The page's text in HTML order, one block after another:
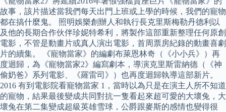
故事，該片描述當我們每天出門上班或上學的時候，我們的寵物
都在搞什麼鬼。 照明娛樂創辦人和執行長克里斯梅勒丹德利以
及他的長期合作伙伴珍妮特希利，將製作這部重新整理任何原創
電影，不管是動畫片或真人演出電影，首周票房紀錄的動畫喜劇
片的續集。 《寵物當家》的編劇布萊恩林奇（《小小兵》）再
度迴歸，為《寵物當家2》編寫劇本，導演克里斯雷納德（《神
偷奶爸》系列電影、《羅雷司》）也再度迴歸執導這部新片。
2016 有到電影院看寵物當家 1，當時以為只是在演主人所不知道
的寵物，結果最後變成共同對抗一隻看起來超可愛的大壞兔，大
壞兔在第二集變成超級英雄雪球，公爵跟麥斯的感情也變得很